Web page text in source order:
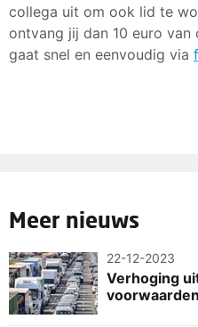
collega uit om ook lid te
ontvang jij dan 10 euro van
gaat snel en eenvoudig via
Meer nieuws
22-12-2023
Verhoging